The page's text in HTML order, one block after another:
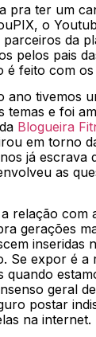
pra ter um
o
parceiros da
pelos pais
é feito com os
ano tivemos
temas e foi
Blogueira
em torno
já
as
relação com
gerações
inseridas
Se expor é a
quando
geral
postar
na internet.